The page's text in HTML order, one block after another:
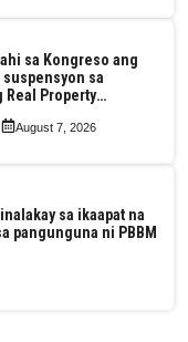
sa Kongreso ang
sa
Real Property
Reform Act
August 7, 2026
sa ikaapat na
pangunguna ni PBBM